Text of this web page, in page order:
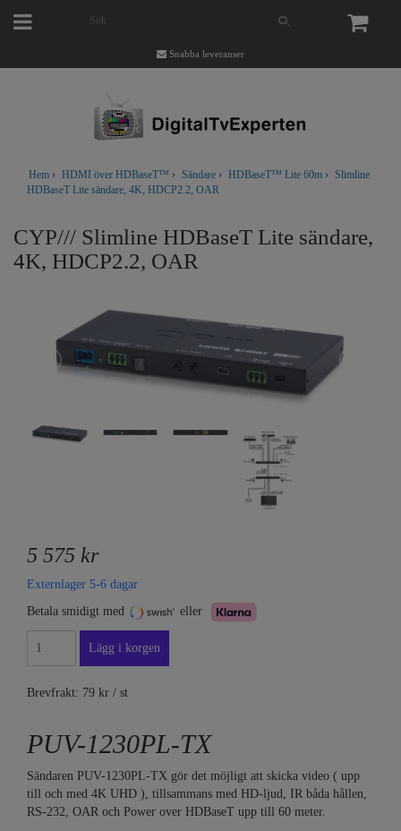
Snabba leveranser
Hem › HDMI över HDBaseT™ › Sändare › HDBaseT™ Lite 60m ›
Slimline
HDBaseT Lite sändare, 4K, HDCP2.2, OAR
CYP/// Slimline HDBaseT Lite sändare,
4K, HDCP2.2, OAR
5 575 kr
Externlager 5-6 dagar
Betala smidigt med
eller
Brevfrakt: 79 kr / st
PUV-1230PL-TX
Sändaren PUV-1230PL-TX gör det möjligt att skicka video ( upp
till och med 4K UHD ), tillsammans med HD-ljud, IR båda hållen,
RS-232, OAR och Power over HDBaseT upp till 60 meter.